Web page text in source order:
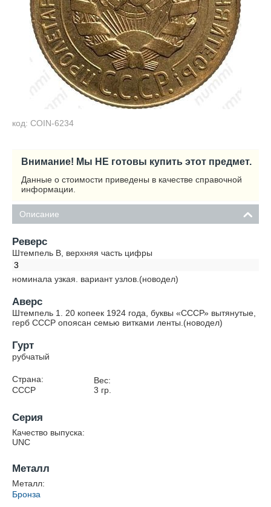
код: COIN-6234
Внимание! Мы НЕ готовы купить этот предмет.
Данные о стоимости приведены в качестве справочной
информации.
Описание
Реверс
Штемпель В, верхняя часть цифры
3
номинала узкая. вариант узлов.(новодел)
Аверс
Штемпель 1. 20 копеек 1924 года, буквы «СССР» вытянутые,
герб СССР опоясан семью витками ленты.(новодел)
Гурт
рубчатый
Страна:
СССР
Вес:
3 гр.
Серия
Качество выпуска:
UNC
Металл
Металл:
Бронза